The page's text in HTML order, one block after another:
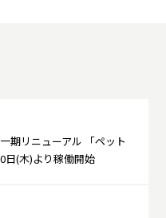
期リニューアル 「ペット
日(木)より稼働開始